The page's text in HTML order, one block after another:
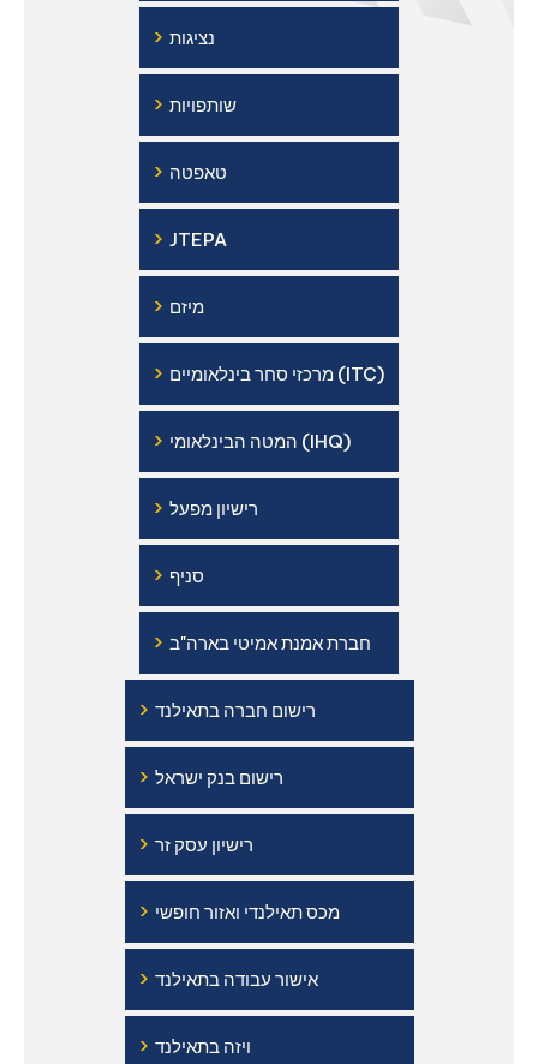
› נציגות
› שותפויות
› טאפטה
› JTEPA
› מיזם
› מרכזי סחר בינלאומיים (ITC)
› המטה הבינלאומי (IHQ)
› רישיון מפעל
› סניף
› חברת אמנת אמיטי בארה"ב
› רישום חברה בתאילנד
› רישום בנק ישראל
› רישיון עסק זר
› מכס תאילנדי ואזור חופשי
› אישור עבודה בתאילנד
› ויזה בתאילנד